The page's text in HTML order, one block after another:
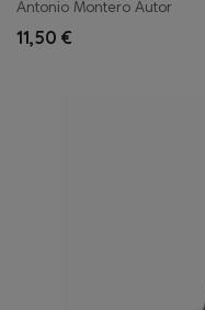
Antonio Montero Autor
11,50 €